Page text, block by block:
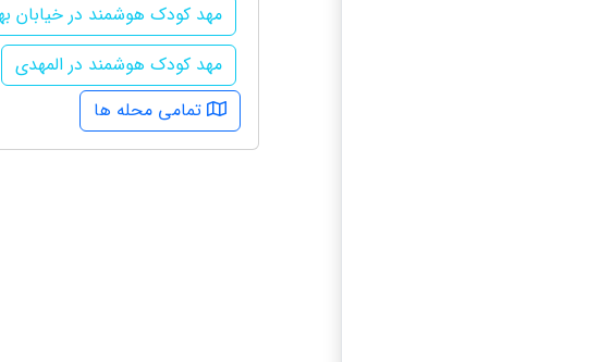
مهد کودک هوشمند در خیابان
مهد کودک هوشمند در المهدی
تمامی محله ها